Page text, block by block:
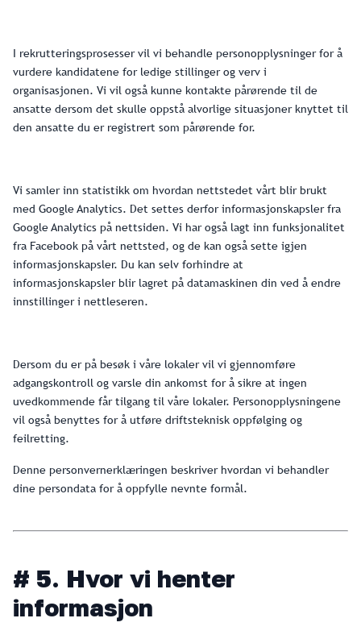
I rekrutteringsprosesser vil vi behandle personopplysninger for å
vurdere kandidatene for ledige stillinger og verv i
organisasjonen. Vi vil også kunne kontakte pårørende til de
ansatte dersom det skulle oppstå alvorlige situasjoner knyttet til
den ansatte du er registrert som pårørende for.
Vi samler inn statistikk om hvordan nettstedet vårt blir brukt
med Google Analytics. Det settes derfor informasjonskapsler fra
Google Analytics på nettsiden. Vi har også lagt inn funksjonalitet
fra Facebook på vårt nettsted, og de kan også sette igjen
informasjonskapsler. Du kan selv forhindre at
informasjonskapsler blir lagret på datamaskinen din ved å endre
innstillinger i nettleseren.
Dersom du er på besøk i våre lokaler vil vi gjennomføre
adgangskontroll og varsle din ankomst for å sikre at ingen
uvedkommende får tilgang til våre lokaler. Personopplysningene
vil også benyttes for å utføre driftsteknisk oppfølging og
feilretting.
Denne personvernerklæringen beskriver hvordan vi behandler
dine persondata for å oppfylle nevnte formål.
# 5. Hvor vi henter
informasjon